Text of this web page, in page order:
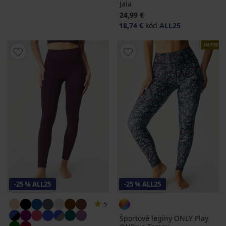
Jaia
24,99 €
18,74 € kód ALL25
-25 % ALL25
5
LIMITED
-25 % ALL25
Športové legíny ONLY Play